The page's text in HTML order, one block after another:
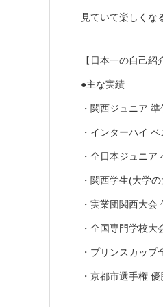
見ていて楽しくな
【日本一の自己紹
●主な実績
・関西ジュニア 準
・インターハイ ベ
・全日本ジュニア
・関西学生(大学
・実業団関西大会
・全国専門学校大
・プリンスカップ
・京都市選手権 優